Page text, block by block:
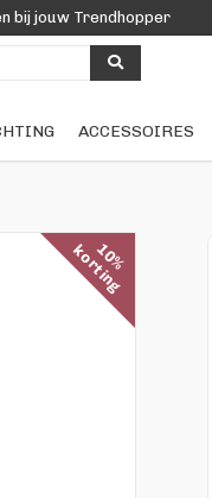
bij jouw Trendhopper
ACCESSOIRES
1
0
%
k
o
r
t
i
n
g